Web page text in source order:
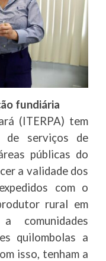
fundiária
(ITERPA) tem
de serviços de
públicas do
a validade dos
com o
rural em
quilombolas a
isso, tenham a